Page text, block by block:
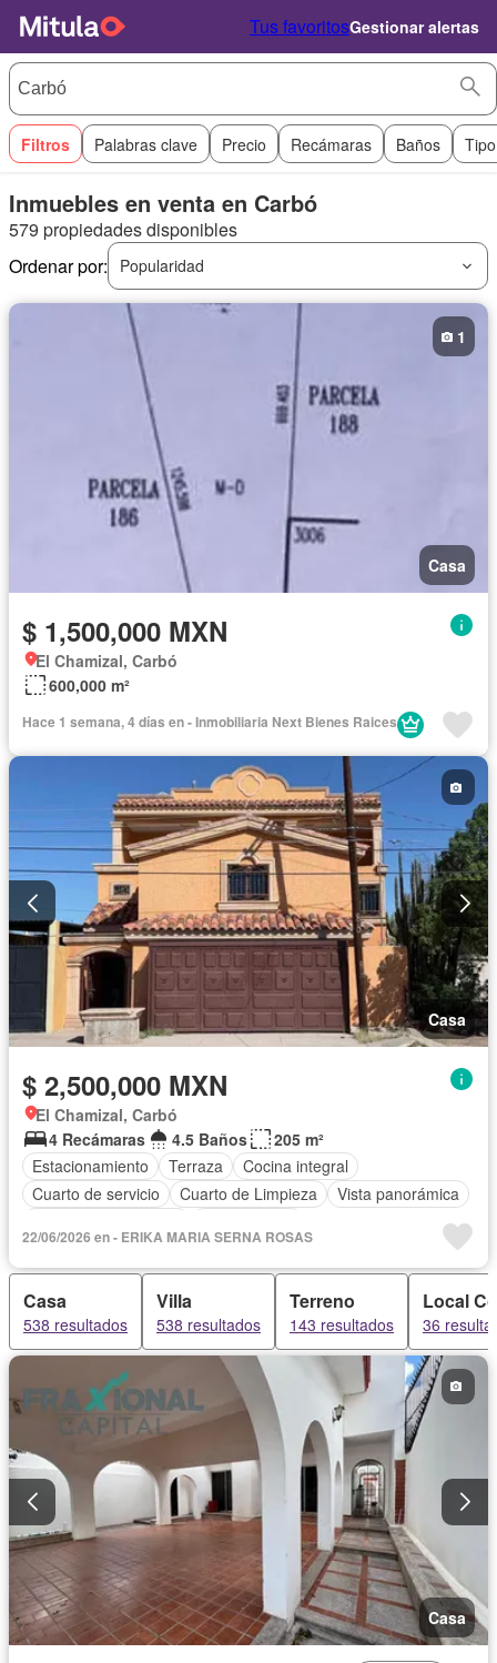
Tus favoritosGestionar alertas
Filtros Palabras clave Precio Recámaras Baños
Inmuebles en venta en Carbó
579 propiedades disponibles
Ordenar por:
Popularidad
Casa
1
$ 1,500,000 MXN
El Chamizal, Carbó
600,000 m²
Hace 1 semana, 4 días en - Inmobiliaria Next Bienes Raices
Casa
$ 2,500,000 MXN
El Chamizal, Carbó
4 Recámaras
4.5 Baños
205 m²
Estacionamiento
Terraza
Cocina integral
Cuarto de servicio
Cuarto de Limpieza
Vista panorámica
22/06/2026 en - ERIKA MARIA SERNA ROSAS
Casa
538 resultados
Villa
538 resultados
Terreno
143 resultados
Local
36
Casa